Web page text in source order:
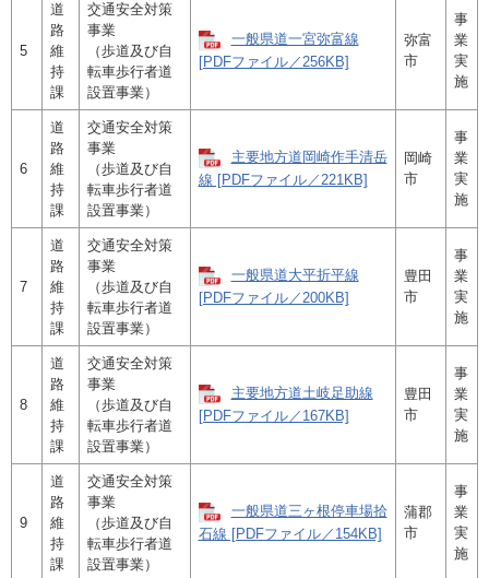
5
道
路
維
持
課
交通安全対策
事業
（歩道及び自
転車歩行者道
設置事業）
一般県道一宮弥富線
[PDFファイル／256KB]
弥富
市
事
業
実
施
6
道
路
維
持
課
交通安全対策
事業
（歩道及び自
転車歩行者道
設置事業）
主要地方道岡崎作手清岳
線 [PDFファイル／221KB]
岡崎
市
事
業
実
施
7
道
路
維
持
課
交通安全対策
事業
（歩道及び自
転車歩行者道
設置事業）
一般県道大平折平線
[PDFファイル／200KB]
豊田
市
事
業
実
施
8
道
路
維
持
課
交通安全対策
事業
（歩道及び自
転車歩行者道
設置事業）
主要地方道土岐足助線
[PDFファイル／167KB]
豊田
市
事
業
実
施
9
道
路
維
持
課
交通安全対策
事業
（歩道及び自
転車歩行者道
設置事業）
一般県道三ヶ根停車場拾
石線 [PDFファイル／154KB]
蒲郡
市
事
業
実
施